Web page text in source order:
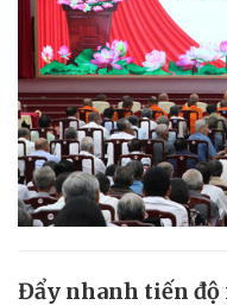
Đẩy nhanh tiến độ